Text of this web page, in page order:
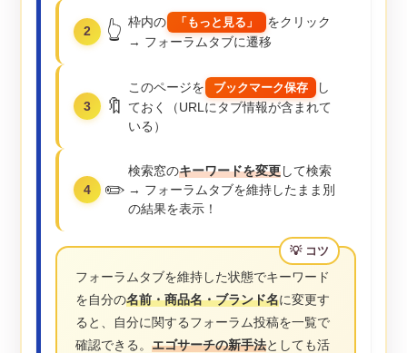
2 👆 枠内の 「もっと見る」
をクリック
→ フォーラムタブに遷移
3 🔖
このページを ブックマーク保存
し
ておく（URLにタブ情報が含まれて
いる）
4 ✏️
検索窓のキーワードを変更して検索
→ フォーラムタブを維持したまま別
の結果を表示！
フォーラムタブを維持した状態でキーワード
を自分の名前・商品名・ブランド名に変更す
ると、自分に関するフォーラム投稿を一覧で
確認できる。エゴサーチの新手法としても活